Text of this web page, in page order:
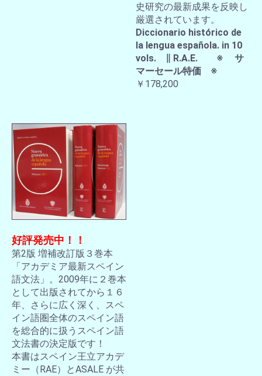
史研究の最新成果を反映し
厳選されています。
Diccionario histórico de
la lengua española. in 10
vols. ∥ R.A.E. ※ サ
マーセール特価 ※
￥178,200
好評発売中！！
第2版 増補改訂版３巻本
「アカデミア最新スペイン
語文法」。2009年に２巻本
として出版されてから１６
年、さらに広く深く、スペ
イン語圏全体のスペイン語
を総合的に扱うスペイン語
文法書の決定版です！
本書はスペイン王立アカデ
ミー（RAE）とASALE が共